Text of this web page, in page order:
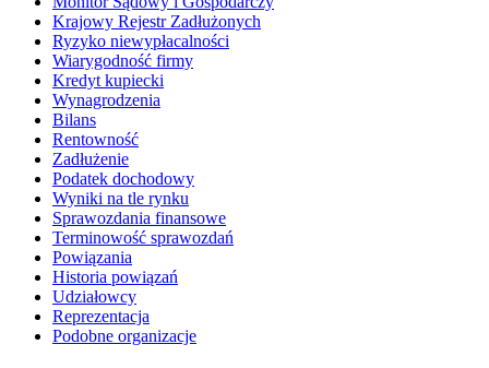
Krajowy Rejestr Zadłużonych
Ryzyko niewypłacalności
Wiarygodność firmy
Kredyt kupiecki
Wynagrodzenia
Bilans
Rentowność
Zadłużenie
Podatek dochodowy
Wyniki na tle rynku
Sprawozdania finansowe
Terminowość sprawozdań
Powiązania
Historia powiązań
Udziałowcy
Reprezentacja
Podobne organizacje